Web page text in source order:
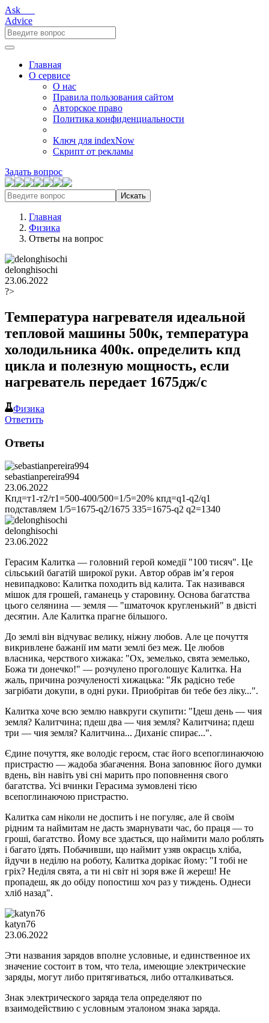
Ask___
Advice
Главная
О сервисе
О нас
Правила пользования сайтом
Авторское право
Политика конфиденциальности
Ключ для indexNow
Скрипт от рекламы
Задать вопрос
Искать
Главная
Физика
Ответы на вопрос
delonghisochi
23.06.2022
?>
Температура нагревателя идеальной
тепловой машины 500к, температура
холодильника 400к. определить кпд
цикла и полезную мощность, если
нагреватель передает 1675дж/c
Физика
Ответить
Ответы
sebastianpereira994
23.06.2022
Кпд=т1-т2/т1=500-400/500=1/5=20% кпд=q1-q2/q1
подставляем 1/5=1675-q2/1675 335=1675-q2 q2=1340
delonghisochi
23.06.2022
Герасим Калитка — головний герой комедії "100 тисяч". Це
сільський багатій широкої руки. Автор обрав ім’я героя
невипадково: Калитка походить від калита. Так називався
мішок для грошей, гаманець у старовину. Основа багатства
цього селянина — земля — "шматочок кругленький" в двісті
десятин. Але Калитка прагне більшого.
До землі він відчуває велику, ніжну любов. Але це почуття
викривлене бажанії им мати землі без меж. Це любов
власника, черствого хижака: "Ох, земелько, свята земелько,
Божа ти донечко!" — розчулено проголошує Калитка. На
жаль, причина розчуленості хижацька: "Як радісно тебе
загрібати докупи, в одні руки. Приобрітав би тебе без ліку...".
Калитка хоче всю землю навкруги скупити: "Ідеш день — чия
земля? Калитчина; пдеш два — чия земля? Калитчина; пдеш
три — чия земля? Калитчина... Диханіє спирає...".
Єдине почуття, яке володіє героєм, стає його всепоглинаючою
пристрастю — жадоба збагачення. Вона заповнює його думки
вдень, він навіть уві сні марить про поповнення свого
багатства. Усі вчинки Герасима зумовлені тією
всепоглинаючою пристрастю.
Калитка сам ніколи не доспить і не погуляє, але й своїм
рідним та наймитам не дасть змарнувати час, бо праця — то
гроші, багатство. Йому все здається, що наймити мало роблять
і багато їдять. Побачивши, що наймит узяв окраєць хліба,
йдучи в неділю на роботу, Калитка дорікає йому: "І тобі не
гріх? Неділя свята, а ти ні світ ні зоря вже й жереш! Не
пропадеш, як до обіду попостиш хоч раз у тиждень. Однеси
хліб назад".
katyn76
23.06.2022
Эти названия зарядов вполне условные, и единственное их
значение состоит в том, что тела, имеющие электрические
заряды, могут либо притягиваться, либо отталки­ваться.
Знак электрического заряда тела опре­деляют по
взаимодействию с условным эта­лоном знака заряда.